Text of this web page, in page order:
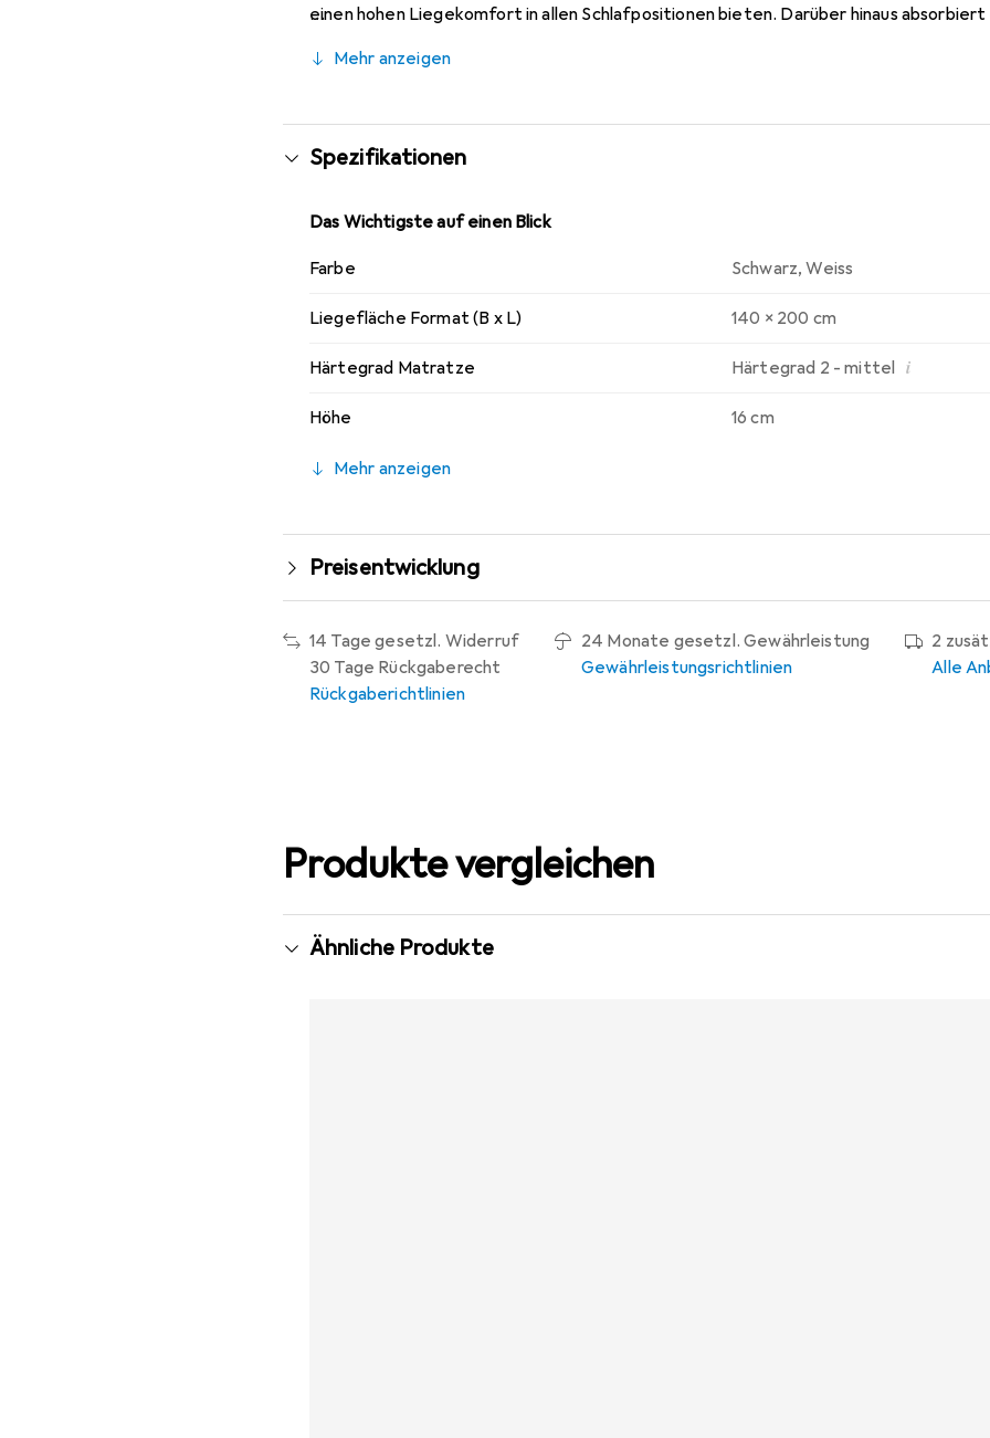
einen hohen Liegekomfort in allen Schlafpositionen bieten. Darüber hinaus
ungestörten Schlaf. Die Bettmatratze ist mit einem langen Reissverschluss versehen,
gewaschen werden. Die Matratze ist komprimiert und aufgerollt in einem Karton
bewegen und in deinem Zimmer aufstellen kannst.
Mehr anzeigen
Spezifikationen
Das Wichtigste auf einen Blick
Farbe Schwarz,Weiss
Liegefläche Format (B x L) 140 x 200 cm
Härtegrad Matratze Härtegrad 2 - mittel i
Höhe 16 cm
Mehr anzeigen
Preisentwicklung
14 Tage gesetzl. Widerruf
30 Tage Rückgaberecht
Rückgaberichtlinien
24 Monate gesetzl. Gewährleistung
Gewährleistungsrichtlinien
2
Alle
Produkte vergleichen
Ähnliche Produkte